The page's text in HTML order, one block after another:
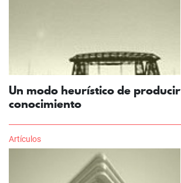
Un modo heurístico de producir
conocimiento
Artículos